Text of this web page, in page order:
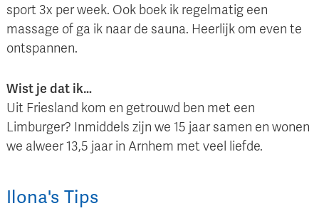
sport 3x per week. Ook boek ik regelmatig een
massage of ga ik naar de sauna. Heerlijk om even te
ontspannen.
Wist je dat ik…
Uit Friesland kom en getrouwd ben met een
Limburger? Inmiddels zijn we 15 jaar samen en wonen
we alweer 13,5 jaar in Arnhem met veel liefde.
Ilona's Tips